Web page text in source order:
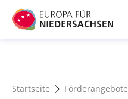
Direkt
zum
Startseite Förderangebote